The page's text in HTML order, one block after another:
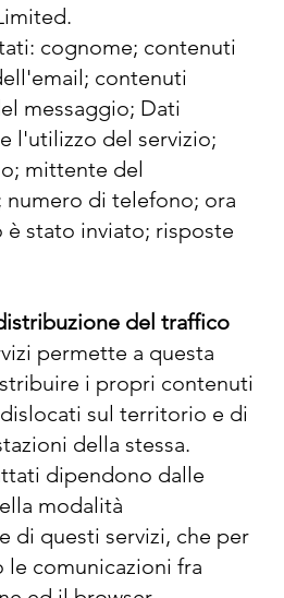
cognome; contenuti
contenuti
messaggio; Dati
l'utilizzo del servizio;
mittente del
numero di telefono; ora
è stato inviato; risposte
del traffico
permette a questa
i propri contenuti
sul territorio e di
della stessa.
dipendono dalle
modalità
di questi servizi, che per
comunicazioni fra